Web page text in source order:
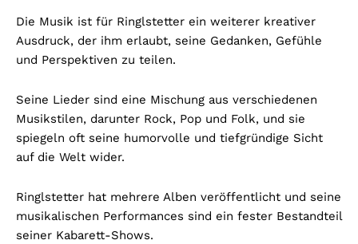
Die Musik ist für Ringlstetter ein weiterer kreativer
Ausdruck, der ihm erlaubt, seine Gedanken, Gefühle
und Perspektiven zu teilen.
Seine Lieder sind eine Mischung aus verschiedenen
Musikstilen, darunter Rock, Pop und Folk, und sie
spiegeln oft seine humorvolle und tiefgründige Sicht
auf die Welt wider.
Ringlstetter hat mehrere Alben veröffentlicht und seine
musikalischen Performances sind ein fester Bestandteil
seiner Kabarett-Shows.